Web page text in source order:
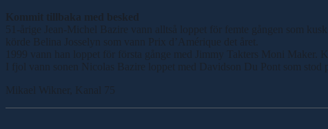
Kommit tillbaka med besked
51-årige Jean-Michel Bazire vann alltså loppet för femte gången som
körde Belina Josselyn som vann Prix d’Amérique det året.
1999 vann han loppet för första gånge med Jimmy Takters Moni
I fjol vann sonen Nicolas Bazire loppet med Davidson Du Pont som stod
Mikael Wikner, Kanal 75